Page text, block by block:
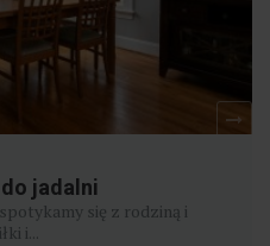
jadalni
się z rodziną i
i...